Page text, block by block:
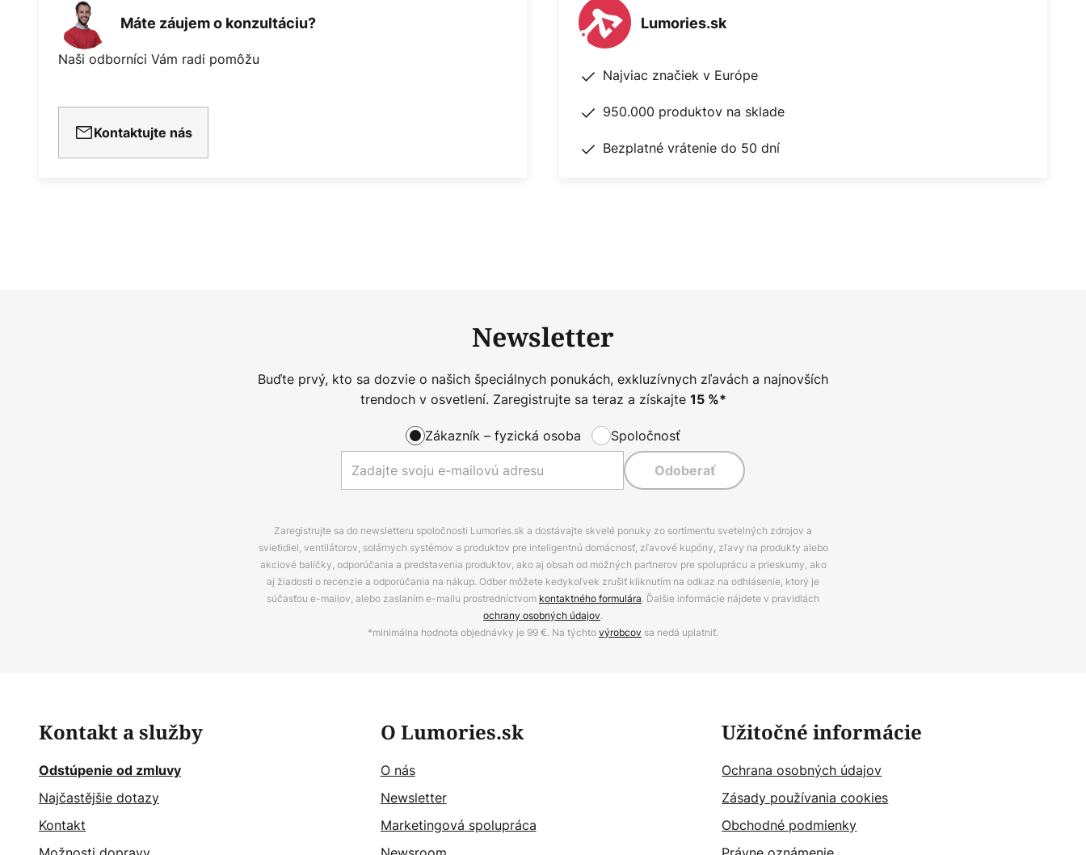
Máte záujem o konzultáciu?
Naši odborníci Vám radi pomôžu
Kontaktujte nás
Lumories.sk
Najviac značiek v Európe
950.000 produktov na sklade
Bezplatné vrátenie do 50 dní
Newsletter
Buďte prvý, kto sa dozvie o našich špeciálnych ponukách, exkluzívnych zľavách a najnovších
trendoch v osvetlení. Zaregistrujte sa teraz a získajte 15%*
Zákazník – fyzická osoba Spoločnosť
Odoberať
Zaregistrujte sa do newsletteru spoločnosti Lumories.sk a dostávajte skvelé ponuky zo sortimentu svetelných zdrojov a
svietidiel, ventilátorov, solárnych systémov a produktov pre inteligentnú domácnosť, zľavové kupóny, zľavy na produkty alebo
akciové balíčky, odporúčania a predstavenia produktov, ako aj obsah od možných partnerov pre spoluprácu a prieskumy, ako
aj žiadosti o recenzie a odporúčania na nákup. Odber môžete kedykoľvek zrušiť kliknutím na odkaz na odhlásenie, ktorý je
súčasťou e-mailov, alebo zaslaním e-mailu prostredníctvom kontaktného formulára. Ďalšie informácie nájdete v pravidlách
ochrany osobných údajov.
*minimálna hodnota objednávky je 99 €. Na týchtovýrobcov sa nedá uplatniť.
Kontakt a služby
Odstúpenie od zmluvy
Najčastějšie dotazy
Kontakt
O Lumories.sk
O nás
Newsletter
Marketingová spolupráca
Užitočné informácie
Ochrana osobných údajov
Zásady používania cookies
Obchodné podmienky